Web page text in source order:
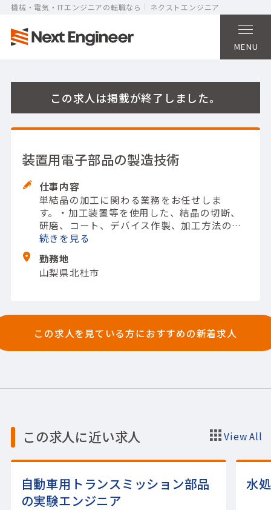
機械・電気・ITエンジニアの転職なら ネクストエンジニア
MENU
この求人は掲載が終了しました。
装置用電子部品の製造技術
仕事内容
単結晶の加工に関わる業務をお任せしま
す。
・加工装置等を使用した、結晶の切断、
研磨、コート、デバイス作製、加工方法の開
発など ・その他関連業務（上記業務に使用す
どのメンテナンス、化学物質管理を含む安全
衛生管理、など）
続きを
勤務地
山梨県北杜市
この求人を見ている方におすすめの新着求人
この求人に近い求人 View All
自動車用トランスミッション部品
の実験エンジニア
水